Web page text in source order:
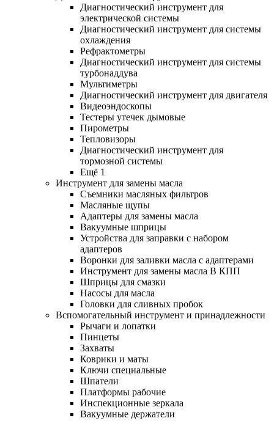
Диагностический инструмент для
электрической системы
Диагностический инструмент для системы
охлаждения
Рефрактометры
Диагностический инструмент для системы
турбонаддува
Мультиметры
Диагностический инструмент для двигателя
Видеоэндоскопы
Тестеры утечек дымовые
Пирометры
Тепловизоры
Диагностический инструмент для
тормозной системы
Ещё 1
Инструмент для замены масла
Съемники масляных фильтров
Масляные щупы
Адаптеры для замены масла
Вакуумные шприцы
Устройства для заправки с набором
адаптеров
Воронки для заливки масла с адаптерами
Инструмент для замены масла В КПП
Шприцы для смазки
Насосы для масла
Головки для сливных пробок
Вспомогательный инструмент и принадлежности
Рычаги и лопатки
Пинцеты
Захваты
Коврики и маты
Ключи специальные
Шпатели
Платформы рабочие
Инспекционные зеркала
Вакуумные держатели